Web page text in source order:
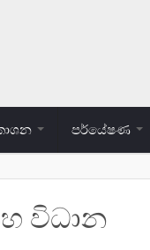
පර්යේෂණ
විධාන